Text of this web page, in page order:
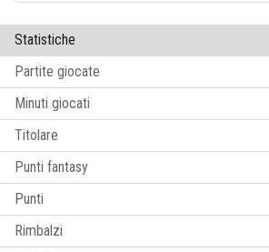
Statistiche
Partite giocate
Minuti giocati
Titolare
Punti fantasy
Punti
Rimbalzi